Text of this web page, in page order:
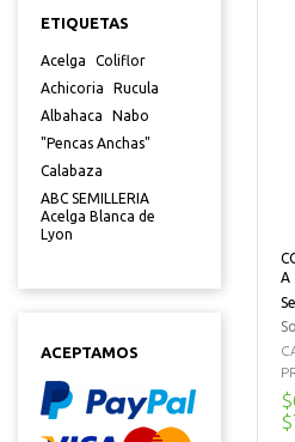
ETIQUETAS
Acelga
Coliflor
Achicoria
Rucula
Albahaca
Nabo
"Pencas Anchas"
Calabaza
ABC SEMILLERIA
Acelga Blanca de
Lyon
ACEPTAMOS
A